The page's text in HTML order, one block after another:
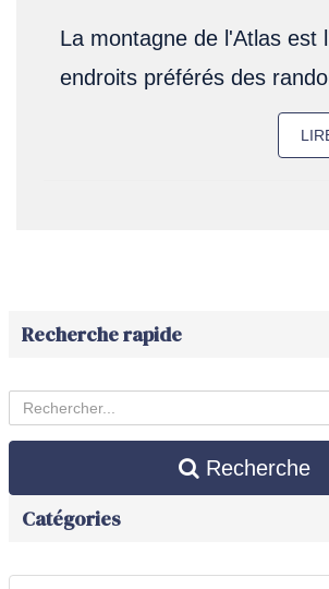
La montagne de l'Atlas est
endroits préférés des
Recherche rapide
Recherche
Catégories